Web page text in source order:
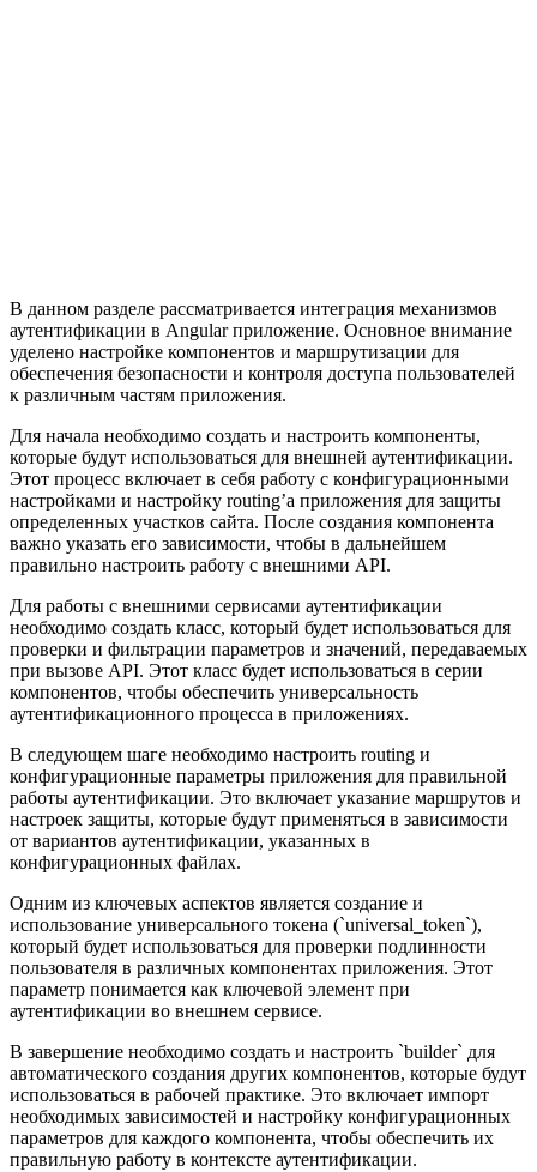
В данном разделе рассматривается интеграция механизмов
аутентификации в Angular приложение. Основное внимание
уделено настройке компонентов и маршрутизации для
обеспечения безопасности и контроля доступа пользователей
к различным частям приложения.
Для начала необходимо создать и настроить компоненты,
которые будут использоваться для внешней аутентификации.
Этот процесс включает в себя работу с конфигурационными
настройками и настройку routing’а приложения для защиты
определенных участков сайта. После создания компонента
важно указать его зависимости, чтобы в дальнейшем
правильно настроить работу с внешними API.
Для работы с внешними сервисами аутентификации
необходимо создать класс, который будет использоваться для
проверки и фильтрации параметров и значений, передаваемых
при вызове API. Этот класс будет использоваться в серии
компонентов, чтобы обеспечить универсальность
аутентификационного процесса в приложениях.
В следующем шаге необходимо настроить routing и
конфигурационные параметры приложения для правильной
работы аутентификации. Это включает указание маршрутов и
настроек защиты, которые будут применяться в зависимости
от вариантов аутентификации, указанных в
конфигурационных файлах.
Одним из ключевых аспектов является создание и
использование универсального токена (`universal_token`),
который будет использоваться для проверки подлинности
пользователя в различных компонентах приложения. Этот
параметр понимается как ключевой элемент при
аутентификации во внешнем сервисе.
В завершение необходимо создать и настроить `builder` для
автоматического создания других компонентов, которые будут
использоваться в рабочей практике. Это включает импорт
необходимых зависимостей и настройку конфигурационных
параметров для каждого компонента, чтобы обеспечить их
правильную работу в контексте аутентификации.